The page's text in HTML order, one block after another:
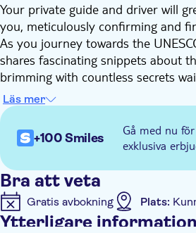
Your private guide and driver will
you, meticulously confirming and
As you journey towards the
shares fascinating snippets about
brimming with countless secrets
accompanied by your private
exploration of the towering rock
history. Your guide, a skilled
legends, bringing each rock to life.
From the awe-inspiring Grand
photographers. Whether you're
leisurely stroll, your guide will tailor
customised adventure designed
Läs mer
+100 Smiles
Gå med nu
exklusiva
Bra att veta
Gratis avbokning Plats:
Ytterligare information